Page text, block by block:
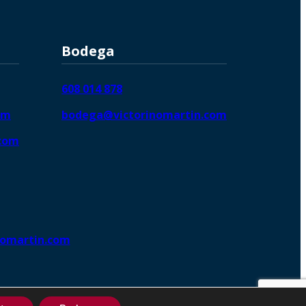
Bodega
608 014 878
bodega@victorinomartin.com
DigitalGrowthⓇ